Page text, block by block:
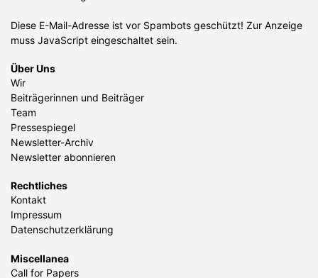
Diese E-Mail-Adresse ist vor Spambots geschützt! Zur Anzeige
muss JavaScript eingeschaltet sein.
Über Uns
Wir
Beiträgerinnen und Beiträger
Team
Pressespiegel
Newsletter-Archiv
Newsletter abonnieren
Rechtliches
Kontakt
Impressum
Datenschutzerklärung
Miscellanea
Call for Papers